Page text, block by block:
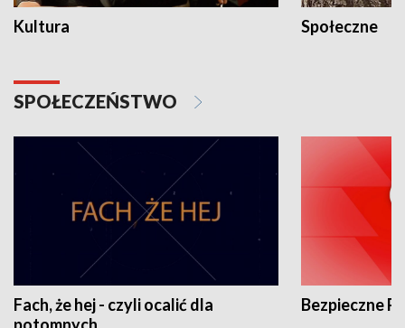
Kultura Społeczne
SPOŁECZEŃSTWO
Fach, że hej - czyli ocalić dla
Bezpieczne